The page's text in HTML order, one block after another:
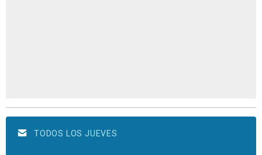
TODOS LOS JUEVES